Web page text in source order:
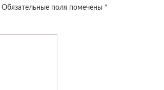
Обязательные поля помечены *